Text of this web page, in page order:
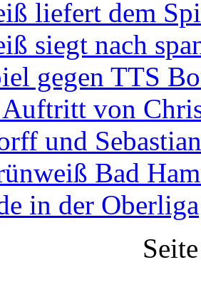
liefert dem
siegt nach
gegen TTS
Auftritt von
und
Bad
in der Oberliga